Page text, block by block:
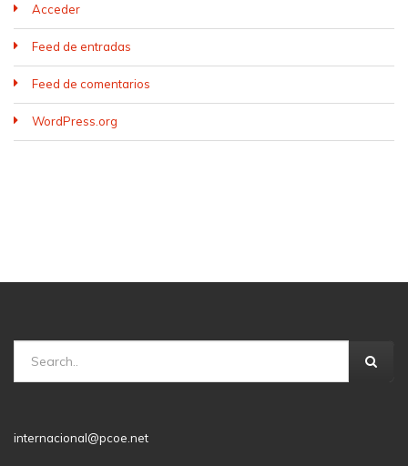
Acceder
Feed de entradas
Feed de comentarios
WordPress.org
internacional@pcoe.net